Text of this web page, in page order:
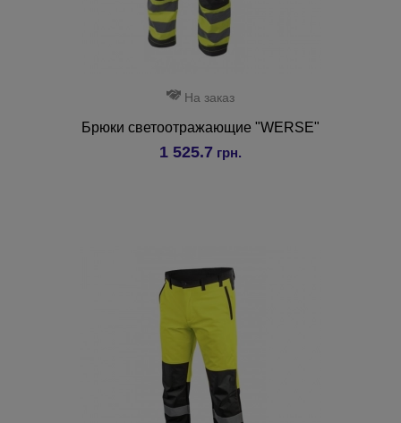
На заказ
Брюки светоотражающие "WERSE"
1 525.7 грн.